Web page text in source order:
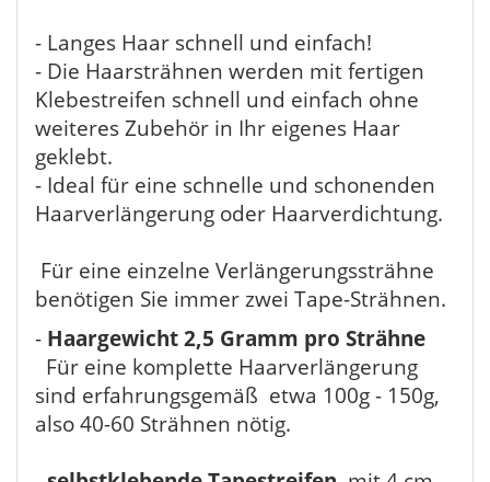
- Langes Haar schnell und einfach!
- Die Haarsträhnen werden mit fertigen
Klebestreifen schnell und einfach ohne
weiteres Zubehör in Ihr eigenes Haar
geklebt.
- Ideal für eine schnelle und schonenden
Haarverlängerung oder Haarverdichtung.
Für eine einzelne Verlängerungssträhne
benötigen Sie immer zwei Tape-Strähnen.
- Haargewicht 2,5 Gramm pro Strähne
Für eine komplette Haarverlängerung
sind erfahrungsgemäß etwa 100g - 150g,
also 40-60 Strähnen nötig.